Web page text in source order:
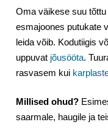
Oma väikese suu tõttu
esmajoones putukate
leida võib. Kodutiigis
uppuvat jõusööta.
rasvasem kui
Millised ohud?
saarmale, haugile ja